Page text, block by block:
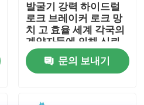
발굴기 강력 하이드럴
로크 브레이커 로크 망
치 고 효율 세계 각국의
계약자들에 의해 신뢰
DONSANG 하이드럴 브
레이커 문의 보내기